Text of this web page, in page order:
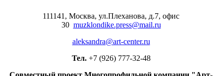
111141, Москва, ул.Плеханова, д.7, офис
30 muzklondike.press@mail.ru
aleksandra@art-center.ru
Тел. +7 (926) 777-32-48